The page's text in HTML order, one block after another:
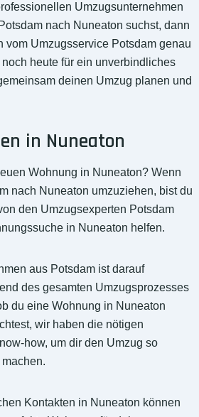
Umzugsunternehmen
nach Nuneaton suchst, dann
vom Umzugsservice Potsdam genau
heute für ein unverbindliches
deinen Umzug planen und
in Nuneaton
Wohnung in Nuneaton? Wenn
nach Nuneaton umzuziehen, bist du
den Umzugsexperten Potsdam
in Nuneaton helfen.
aus Potsdam ist darauf
des gesamten Umzugsprozesses
du eine Wohnung in Nuneaton
wir haben die nötigen
how, um dir den Umzug so
Kontakten in Nuneaton können